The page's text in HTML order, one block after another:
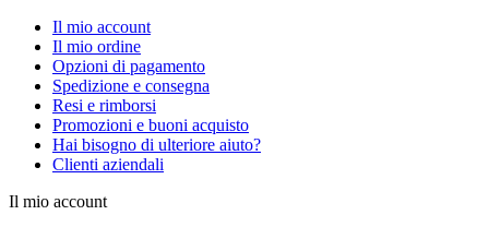
Il mio account
Il mio ordine
Opzioni di pagamento
Spedizione e consegna
Resi e rimborsi
Promozioni e buoni acquisto
Hai bisogno di ulteriore aiuto?
Clienti aziendali
Il mio account